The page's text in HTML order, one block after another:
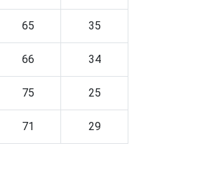
65 35
66 34
75 25
71 29